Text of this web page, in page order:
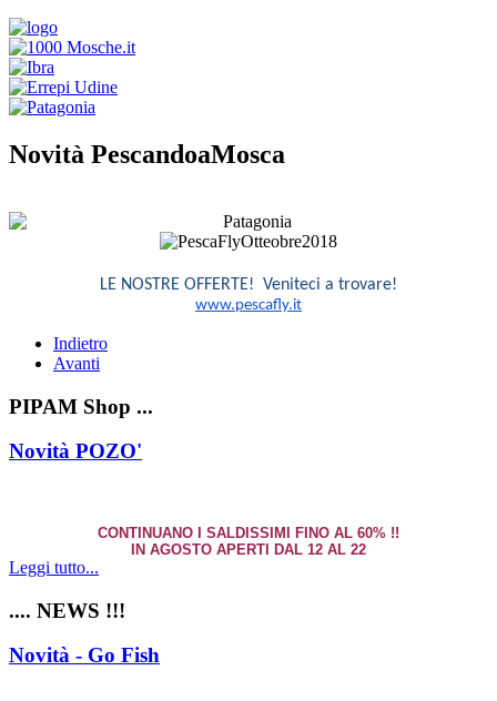
Novità PescandoaMosca
LE NOSTRE OFFERTE! Veniteci a trovare!
www.pescafly.it
Indietro
Avanti
PIPAM Shop ...
Novità POZO'
CONTINUANO I SALDISSIMI FINO AL 60% !!
IN AGOSTO APERTI DAL 12 AL 22
Leggi tutto...
.... NEWS !!!
Novità - Go Fish